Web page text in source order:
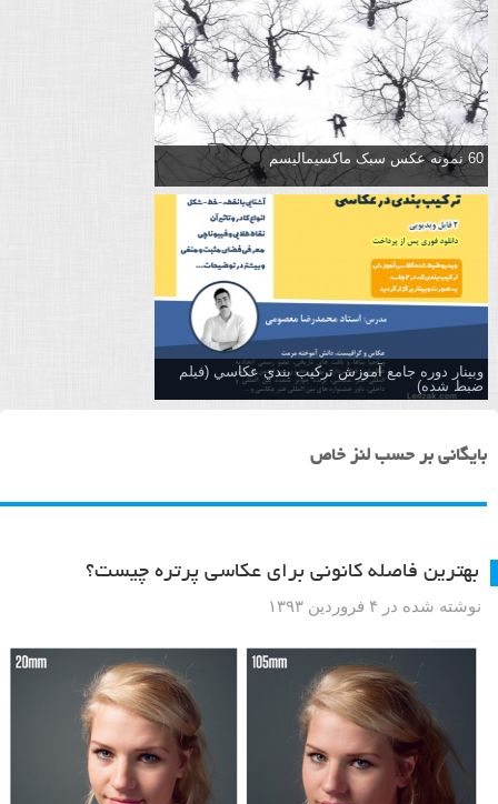
60 نمونه عکس سبک ماکسیمالیسم
وبینار دوره جامع آموزش تركيب بندي عكاسي (فیلم
ضبط شده)
بایگانی بر حسب لنز خاص
بهترین فاصله کانونی برای عکاسی پرتره چیست؟
نوشته شده در ۴ فروردین ۱۳۹۳